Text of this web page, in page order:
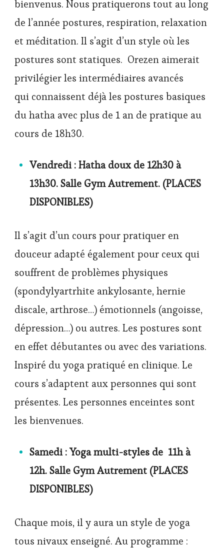
bienvenus. Nous pratiquerons tout au long
de l’année postures, respiration, relaxation
et méditation. Il s’agit d’un style où les
postures sont statiques. Orezen aimerait
privilégier les intermédiaires avancés
qui connaissent déjà les postures basiques
du hatha avec plus de 1 an de pratique au
cours de 18h30.
Vendredi : Hatha doux de 12h30 à
13h30. Salle Gym Autrement. (PLACES
DISPONIBLES)
Il s’agit d’un cours pour pratiquer en
douceur adapté également pour ceux qui
souffrent de problèmes physiques
(spondylyartrhite ankylosante, hernie
discale, arthrose…) émotionnels (angoisse,
dépression…) ou autres. Les postures sont
en effet débutantes ou avec des variations.
Inspiré du yoga pratiqué en clinique. Le
cours s’adaptent aux personnes qui sont
présentes. Les personnes enceintes sont
les bienvenues.
Samedi : Yoga multi-styles de 11h à
12h. Salle Gym Autrement (PLACES
DISPONIBLES)
Chaque mois, il y aura un style de yoga
tous nivaux enseigné. Au programme :